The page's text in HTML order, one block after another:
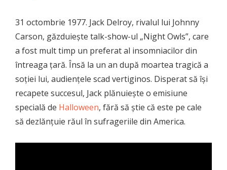
31 octombrie 1977. Jack Delroy, rivalul lui Johnny
Carson, găzduiește talk-show-ul „Night Owls”, care
a fost mult timp un preferat al insomniacilor din
întreaga țară. Însă la un an după moartea tragică a
soției lui, audiențele scad vertiginos. Disperat să își
recapete succesul, Jack plănuiește o emisiune
specială de Halloween, fără să știe că este pe cale
să dezlănțuie răul în sufrageriile din America.